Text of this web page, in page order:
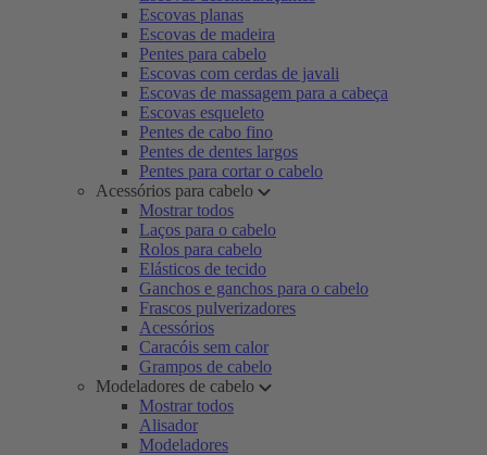
Escovas planas
Escovas de madeira
Pentes para cabelo
Escovas com cerdas de javali
Escovas de massagem para a cabeça
Escovas esqueleto
Pentes de cabo fino
Pentes de dentes largos
Pentes para cortar o cabelo
Acessórios para cabelo
Mostrar todos
Laços para o cabelo
Rolos para cabelo
Elásticos de tecido
Ganchos e ganchos para o cabelo
Frascos pulverizadores
Acessórios
Caracóis sem calor
Grampos de cabelo
Modeladores de cabelo
Mostrar todos
Alisador
Modeladores